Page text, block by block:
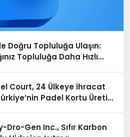
Doğru Topluluğa Ulaşın:
Topluluğa Daha Hızlı
Court, 24 Ülkeye İhracat
Padel Kortu Üretim
Dro-Gen Inc., Sıfır Karbon